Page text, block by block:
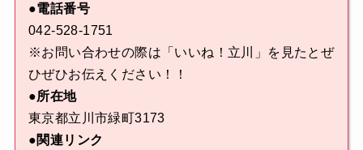
●電話番号
042-528-1751
※お問い合わせの際は「いいね！立川」を見たとぜ
ひぜひお伝えください！！
●所在地
東京都立川市緑町3173
●関連リンク